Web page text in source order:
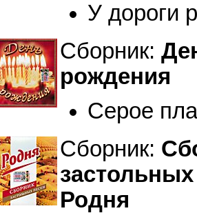
У дороги
Сборник:
рождения
Серое
Сборник:
Родня